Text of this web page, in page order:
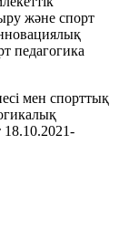
және спорт
педагогика
мен спорттық
18.10.2021-